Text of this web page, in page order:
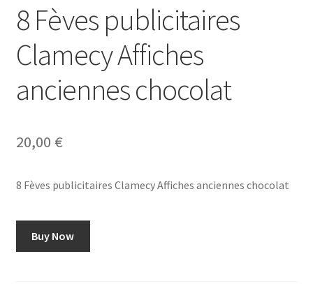
8 Fèves publicitaires
Clamecy Affiches
anciennes chocolat
20,00 €
8 Fèves publicitaires Clamecy Affiches anciennes chocolat
Buy Now